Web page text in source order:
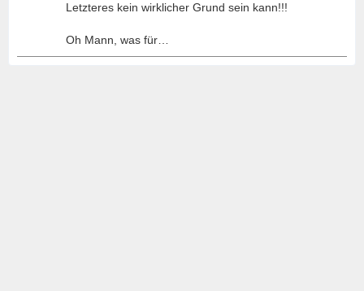
Letzteres kein wirklicher Grund sein kann!!!
Oh Mann, was für…